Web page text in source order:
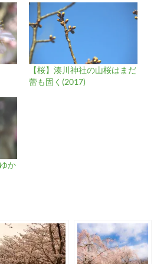
【桜】湊川神社の山桜はまだ
蕾も固く(2017)
か